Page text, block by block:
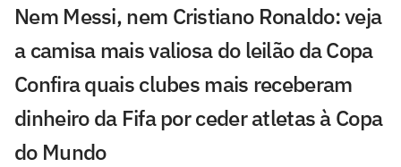
Nem Messi, nem Cristiano Ronaldo: veja
a camisa mais valiosa do leilão da Copa
Confira quais clubes mais receberam
dinheiro da Fifa por ceder atletas à Copa
do Mundo